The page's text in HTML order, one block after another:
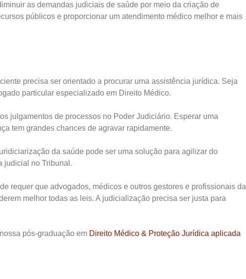
as demandas judiciais de saúde por meio da criação de
públicos e proporcionar um atendimento médico melhor e mais
precisa ser orientado a procurar uma assistência jurídica. Seja
particular especializado em Direito Médico.
julgamentos de processos no Poder Judiciário. Esperar uma
tem grandes chances de agravar rapidamente.
da saúde pode ser uma solução para agilizar do
judicial no Tribunal.
requer que advogados, médicos e outros gestores e profissionais da
melhor todas as leis. A judicialização precisa ser justa para
pós-graduação em Direito Médico & Proteção Jurídica aplicada